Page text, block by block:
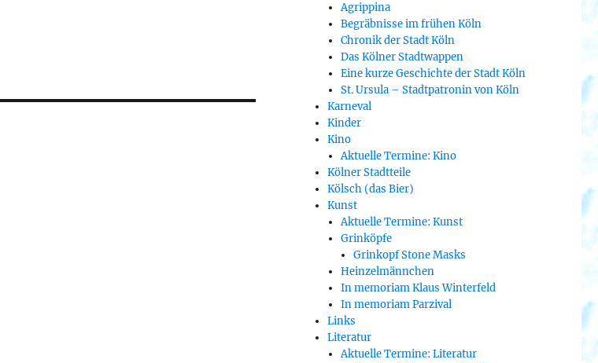
Agrippina
Begräbnisse im frühen Köln
Chronik der Stadt Köln
Das Kölner Stadtwappen
Eine kurze Geschichte der Stadt Köln
St. Ursula – Stadtpatronin von Köln
Karneval
Kinder
Kino
Aktuelle Termine: Kino
Kölner Stadtteile
Kölsch (das Bier)
Kunst
Aktuelle Termine: Kunst
Grinköpfe
Grinkopf Stone Masks
Heinzelmännchen
In memoriam Klaus Winterfeld
In memoriam Parzival
Links
Literatur
Aktuelle Termine: Literatur